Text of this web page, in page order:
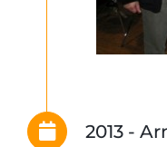
2013 -